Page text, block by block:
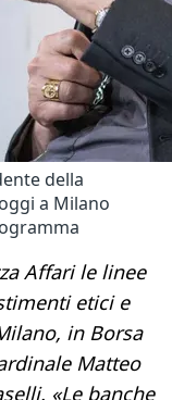
della
a Milano
Affari le linee
etici e
in Borsa
Matteo
«Le banche